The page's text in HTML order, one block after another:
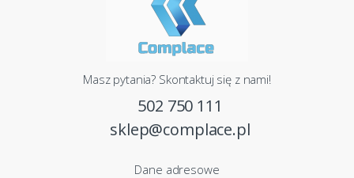
Masz pytania? Skontaktuj się z nami!
502 750 111
sklep@complace.pl
Dane adresowe